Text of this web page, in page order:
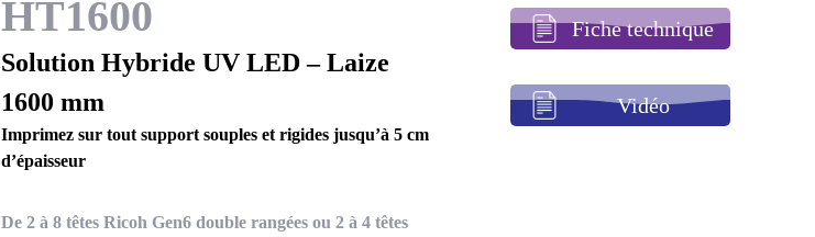
HT1600
Solution Hybride UV LED – Laize
1600 mm
Imprimez sur tout support souples et rigides jusqu’à 5 cm
d’épaisseur
De 2 à 8 têtes Ricoh Gen6 double rangées ou 2 à 4 têtes
Fiche technique
Vidéo